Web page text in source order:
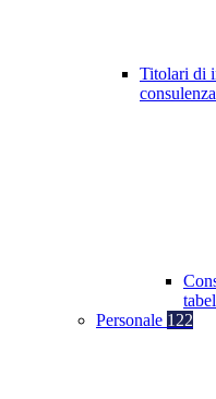
Titolari di
consulenza
Personale 122